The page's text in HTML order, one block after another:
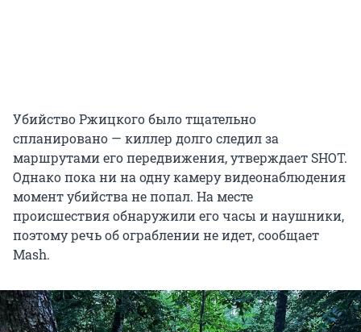
Убийство Ржицкого было тщательно
спланировано — киллер долго следил за
маршрутами его передвижения, утверждает SHOT.
Однако пока ни на одну камеру видеонаблюдения
момент убийства не попал. На месте
происшествия обнаружили его часы и наушники,
поэтому речь об ограблении не идет, сообщает
Mash.